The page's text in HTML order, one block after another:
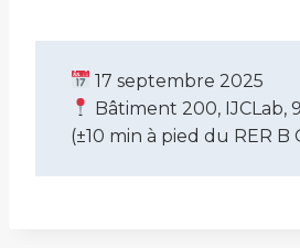
17 septembre 2025
Bâtiment 200, IJCLab,
(±10 min à pied du RER B